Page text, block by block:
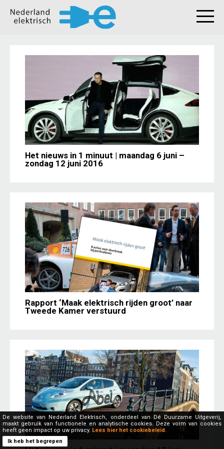
Het nieuws in 1 minuut | maandag 6 juni –
zondag 12 juni 2016
Rapport ‘Maak elektrisch rijden groot’ naar
Tweede Kamer verstuurd
De website van Nederland Elektrisch, onderdeel van Dé Duurzame Uitgeverij,
maakt gebruik van functionele en analytische cookies. Deze vorm van cookies
heeft geen impact op uw privacy. Lees hier het cookiebeleid.
Ik heb het begrepen